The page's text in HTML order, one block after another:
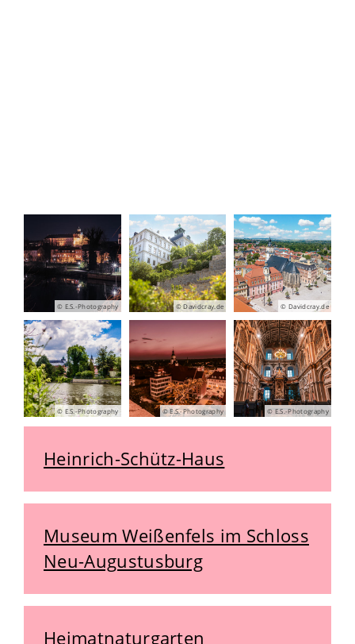
© E.S.-Photography © Davidcray.de © Davidcray.de
© E.S.-Photography © E.S.-Photography © E.S.-Photography
Heinrich-Schütz-Haus
Museum Weißenfels im Schloss
Neu-Augustusburg
Heimatnaturgarten